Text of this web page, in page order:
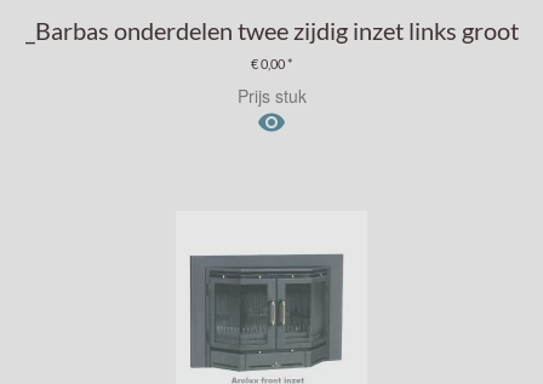
_Barbas onderdelen twee zijdig inzet links groot
€ 0,00 *
Prijs stuk
